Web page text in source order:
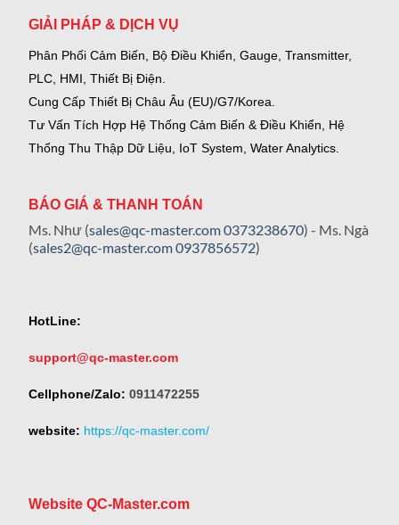
GIẢI PHÁP & DỊCH VỤ
Phân Phối Cảm Biến, Bộ Điều Khiển, Gauge, Transmitter,
PLC, HMI, Thiết Bị Điện.
Cung Cấp Thiết Bị Châu Âu (EU)/G7/Korea.
Tư Vấn Tích Hợp Hệ Thống Cảm Biến & Điều Khiển, Hệ
Thống Thu Thập Dữ Liệu, IoT System, Water Analytics.
BÁO GIÁ & THANH TOÁN
Ms. Như (sales@qc-master.com0373238670) - Ms. Ngà
(sales2@qc-master.com0937856572)
HotLine:
support@qc-master.com
Cellphone/Zalo: 0911472255
website: https://qc-master.com/
Website QC-Master.com